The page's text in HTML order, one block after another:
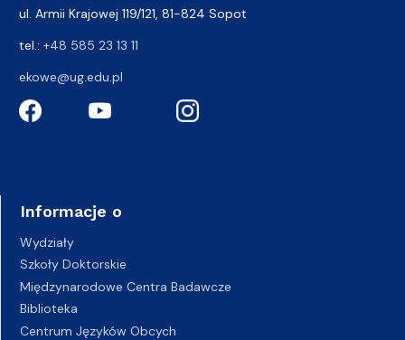
ul. Armii Krajowej 119/121, 81-824 Sopot
tel.: +48 585 23 13 11
ekowe@ug.edu.pl
Informacje o
Wydziały
Szkoły Doktorskie
Międzynarodowe Centra Badawcze
Biblioteka
Centrum Języków Obcych